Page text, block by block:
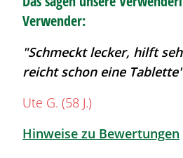
Verwender:
"Schmeckt lecker, hilft
reicht schon eine Tablette"
Ute G. (58 J.)
Hinweise zu Bewertungen